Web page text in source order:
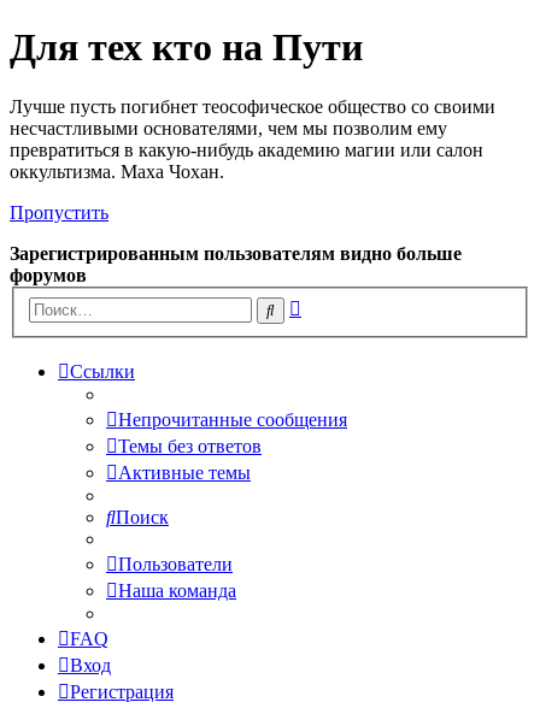
Для тех кто на Пути
Лучше пусть погибнет теософическое общество со своими
несчастливыми основателями, чем мы позволим ему
превратиться в какую-нибудь академию магии или салон
оккультизма. Маха Чохан.
Пропустить
Зарегистрированным пользователям видно больше
форумов
Поиск
Ссылки
Непрочитанные сообщения
Темы без ответов
Активные темы
Поиск
Пользователи
Наша команда
FAQ
Вход
Регистрация